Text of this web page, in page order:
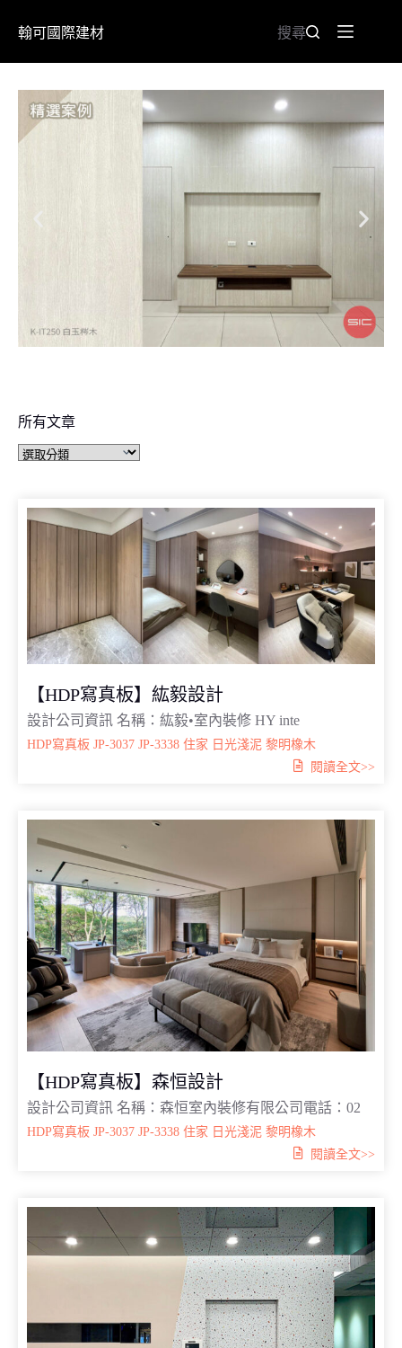
翰可國際建材 搜尋
所有文章
【HDP寫真板】紘毅設計
設計公司資訊 名稱：紘毅•室內裝修 HY inte
HDP寫真板 JP-3037 JP-3338 住家 日光淺泥 黎明橡木
閱讀全文>>
【HDP寫真板】森恒設計
設計公司資訊 名稱：森恒室內裝修有限公司電話：02
HDP寫真板 JP-3037 JP-3338 住家 日光淺泥 黎明橡木
閱讀全文>>